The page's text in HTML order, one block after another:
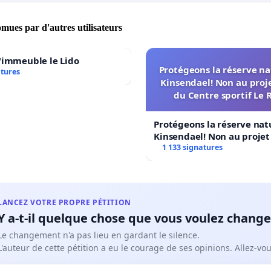
du patrimoine bâti, une atteinte au patrimoine
inscrits) ainsi qu’au tourisme vert et aux pratiques
…
sera transmise aux autorités publiques (communes,
de communes, préfecture, conseil départemental)
à l'enquête publique. N'hésitez pas à la partager. Pour
par d'autres utilisateurs
le Lido
Protégeons la réserve
Kinsendael! Non au
du Centre sportif Le
Protégeons la réserve
Kinsendael! Non au projet
Centre sportif Le Roseau!
1 133 signatures
VOTRE PROPRE PÉTITION
a-t-il quelque chose que vous voulez
changement n'a pas lieu en gardant le silence.
de cette pétition a eu le courage de ses opinions. Allez-